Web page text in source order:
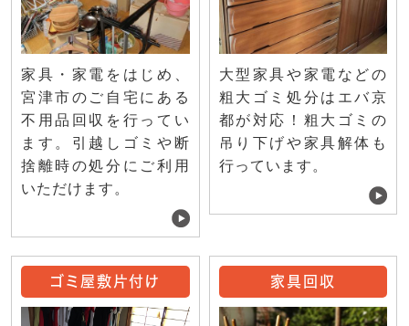
家具・家電をはじめ、
宮津市のご自宅にある
不用品回収を行ってい
ます。引越しゴミや断
捨離時の処分にご利用
いただけます。
大型家具や家電などの
粗大ゴミ処分はエバ京
都が対応！粗大ゴミの
吊り下げや家具解体も
行っています。
ゴミ屋敷片付け 家具回収